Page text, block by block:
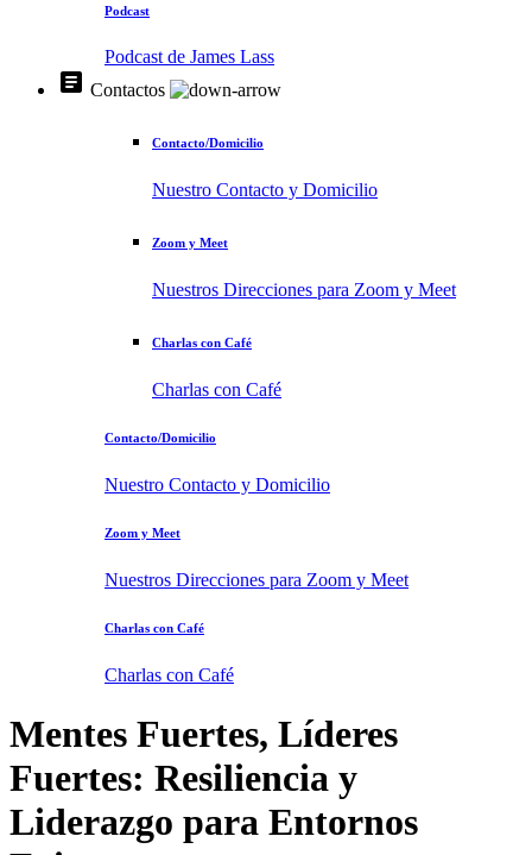
Podcast
Podcast de James Lass
article Contactos
Contacto/Domicilio
Nuestro Contacto y Domicilio
Zoom y Meet
Nuestros Direcciones para Zoom y Meet
Charlas con Café
Charlas con Café
Contacto/Domicilio
Nuestro Contacto y Domicilio
Zoom y Meet
Nuestros Direcciones para Zoom y Meet
Charlas con Café
Charlas con Café
Mentes Fuertes, Líderes
Fuertes: Resiliencia y
Liderazgo para Entornos